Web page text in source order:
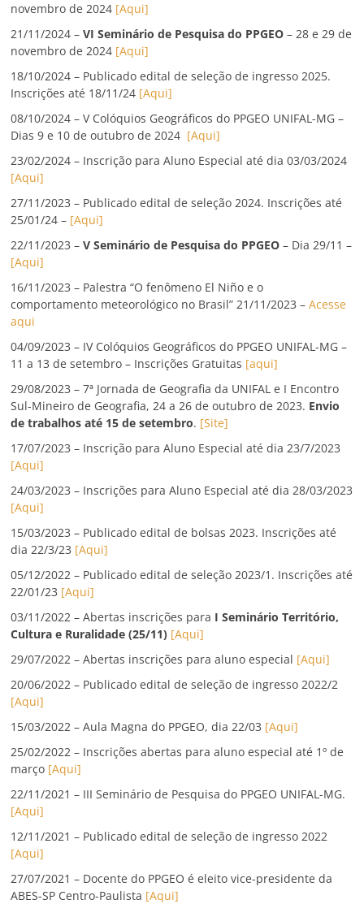
novembro de 2024 [Aqui]
21/11/2024 –VI Seminário de Pesquisa do PPGEO – 28 e 29 de
novembro de 2024 [Aqui]
18/10/2024 – Publicado edital de seleção de ingresso 2025.
Inscrições até 18/11/24 [Aqui]
08/10/2024 – V Colóquios Geográficos do PPGEO UNIFAL-MG –
Dias 9 e 10 de outubro de 2024 [Aqui]
23/02/2024 – Inscrição para Aluno Especial até dia 03/03/2024
[Aqui]
27/11/2023 – Publicado edital de seleção 2024. Inscrições até
25/01/24 – [Aqui]
22/11/2023 –V Seminário de Pesquisa do PPGEO – Dia 29/11 –
[Aqui]
16/11/2023 – Palestra “O fenômeno El Niño e o
comportamento meteorológico no Brasil” 21/11/2023 –Acesse
aqui
04/09/2023 – IV Colóquios Geográficos do PPGEO UNIFAL-MG –
11 a 13 de setembro – Inscrições Gratuitas [aqui]
29/08/2023 – 7ª Jornada de Geografia da UNIFAL e I Encontro
Sul-Mineiro de Geografia, 24 a 26 de outubro de 2023. Envio
de trabalhos até 15 de setembro. [Site]
17/07/2023 – Inscrição para Aluno Especial até dia 23/7/2023
[Aqui]
24/03/2023 – Inscrições para Aluno Especial até dia 28/03/2023
[Aqui]
15/03/2023 – Publicado edital de bolsas 2023. Inscrições até
dia 22/3/23 [Aqui]
05/12/2022 – Publicado edital de seleção 2023/1. Inscrições até
22/01/23 [Aqui]
03/11/2022 – Abertas inscrições para I Seminário Território,
Cultura e Ruralidade (25/11) [Aqui]
29/07/2022 – Abertas inscrições para aluno especial [Aqui]
20/06/2022 – Publicado edital de seleção de ingresso 2022/2
[Aqui]
15/03/2022 – Aula Magna do PPGEO, dia 22/03 [Aqui]
25/02/2022 – Inscrições abertas para aluno especial até 1º de
março [Aqui]
22/11/2021 – III Seminário de Pesquisa do PPGEO UNIFAL-MG.
[Aqui]
12/11/2021 – Publicado edital de seleção de ingresso 2022
[Aqui]
27/07/2021 – Docente do PPGEO é eleito vice-presidente da
ABES-SP Centro-Paulista [Aqui]